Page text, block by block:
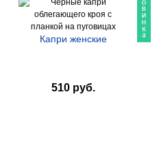
Капри женские
510 руб.